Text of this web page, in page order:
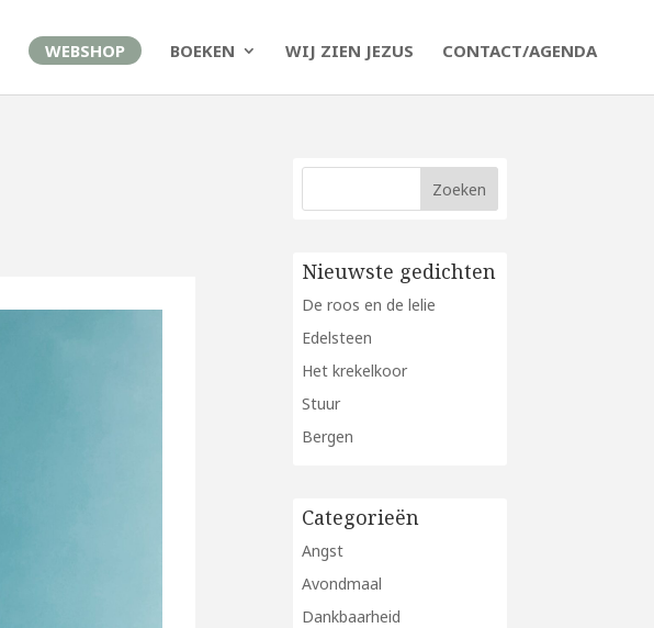
WEBSHOP BOEKEN WIJ ZIEN JEZUS CONTACT/AGENDA
Nieuwste gedichten
De roos en de lelie
Edelsteen
Het krekelkoor
Stuur
Bergen
Categorieën
Angst
Avondmaal
Dankbaarheid